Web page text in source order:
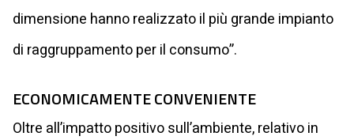
dimensione hanno realizzato il più grande impianto
di raggruppamento per il consumo”.
ECONOMICAMENTE CONVENIENTE
Oltre all’impatto positivo sull’ambiente, relativo in